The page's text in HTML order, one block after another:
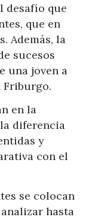
desafío que
que en
Además, la
sucesos
una joven a
Friburgo.
en la
diferencia
y
con el
se colocan
hasta